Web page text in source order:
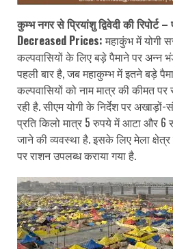
कुम्भ नगर से प्रियांशु द्विवेदी की रिपोर्ट
Decreased Prices: महाकुंभ में योगी
कल्पवासियों के लिए बड़े पैमाने पर अन्न
पहली बार है, जब महाकुम्भ में इतने बड़े
कल्पवासियों को नाम मात्र की कीमत पर
रही है. सीएम योगी के निर्देश पर
प्रति किलो मात्र 5 रुपये में आटा और 6
जाने की व्यवस्था है. इसके लिए मेला
पर राशन उपलब्ध कराया गया है.